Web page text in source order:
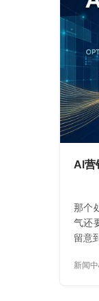
AI营
那个
气还
留意
新闻